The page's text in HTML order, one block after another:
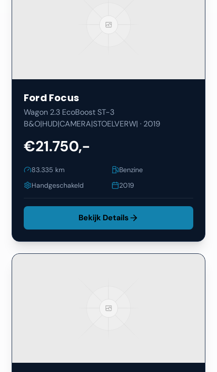
Ford Focus
Wagon 2.3 EcoBoost ST-3
B&O|HUD|CAMERA|STOELVERW| · 2019
€21.750,-
83.335 km
Benzine
Handgeschakeld
2019
Bekijk Details